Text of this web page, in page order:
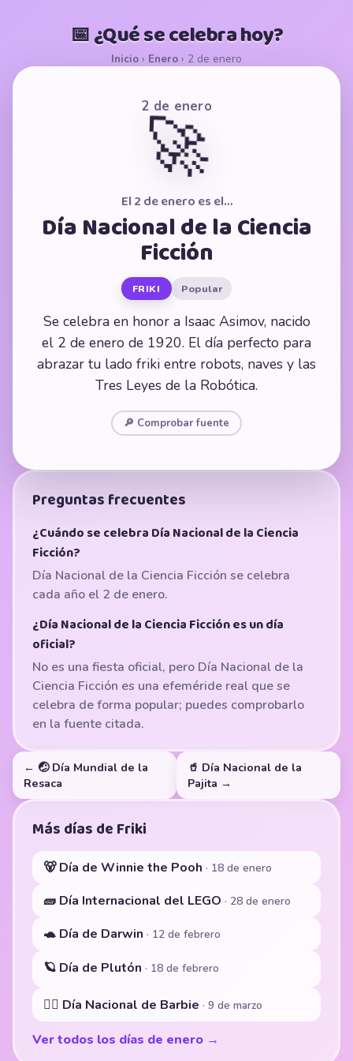
📅 ¿Qué se celebra hoy?
Inicio › Enero › 2 de enero
2 de enero
🚀
El 2 de enero es el…
Día Nacional de la Ciencia
Ficción
FRIKI Popular
Se celebra en honor a Isaac Asimov, nacido
el 2 de enero de 1920. El día perfecto para
abrazar tu lado friki entre robots, naves y las
Tres Leyes de la Robótica.
🔎 Comprobar fuente
Preguntas frecuentes
¿Cuándo se celebra Día Nacional de la Ciencia
Ficción?
Día Nacional de la Ciencia Ficción se celebra
cada año el 2 de enero.
¿Día Nacional de la Ciencia Ficción es un día
oficial?
No es una fiesta oficial, pero Día Nacional de la
Ciencia Ficción es una efeméride real que se
celebra de forma popular; puedes comprobarlo
en la fuente citada.
← 🤕 Día Mundial de la
Resaca
🥤 Día Nacional de la
Pajita →
Más días de Friki
🐻 Día de Winnie the Pooh · 18 de enero
🧱 Día Internacional del LEGO · 28 de enero
🐢 Día de Darwin · 12 de febrero
🪐 Día de Plutón · 18 de febrero
👱‍♀️ Día Nacional de Barbie · 9 de marzo
Ver todos los días de enero →